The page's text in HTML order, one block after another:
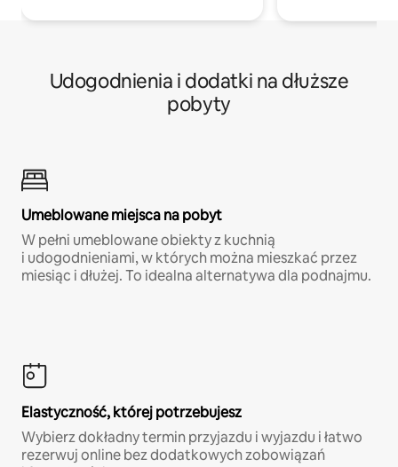
Udogodnienia i dodatki na dłuższe
pobyty
Umeblowane miejsca na pobyt
W pełni umeblowane obiekty z kuchnią
i udogodnieniami, w których można mieszkać przez
miesiąc i dłużej. To idealna alternatywa dla podnajmu.
Elastyczność, której potrzebujesz
Wybierz dokładny termin przyjazdu i wyjazdu i łatwo
rezerwuj online bez dodatkowych zobowiązań